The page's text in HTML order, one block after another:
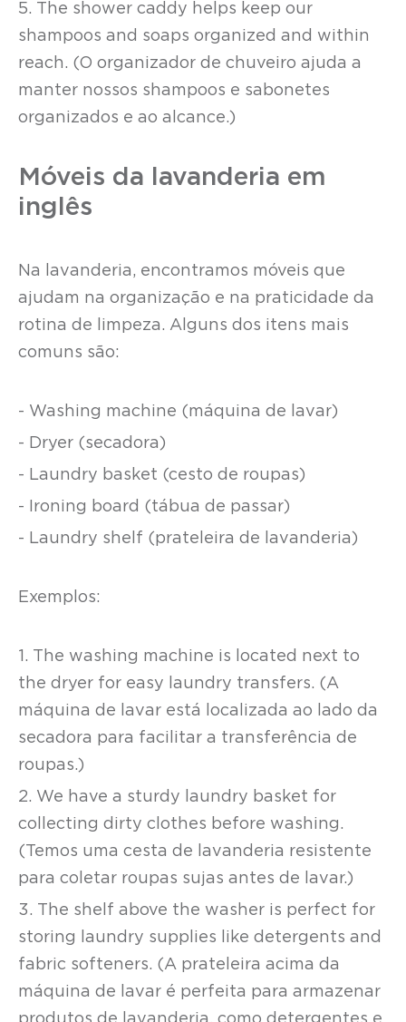
5. The shower caddy helps keep our
shampoos and soaps organized and within
reach. (O organizador de chuveiro ajuda a
manter nossos shampoos e sabonetes
organizados e ao alcance.)
Móveis da lavanderia em
inglês
Na lavanderia, encontramos móveis que
ajudam na organização e na praticidade da
rotina de limpeza. Alguns dos itens mais
comuns são:
- Washing machine (máquina de lavar)
- Dryer (secadora)
- Laundry basket (cesto de roupas)
- Ironing board (tábua de passar)
- Laundry shelf (prateleira de lavanderia)
Exemplos:
1. The washing machine is located next to
the dryer for easy laundry transfers. (A
máquina de lavar está localizada ao lado da
secadora para facilitar a transferência de
roupas.)
2. We have a sturdy laundry basket for
collecting dirty clothes before washing.
(Temos uma cesta de lavanderia resistente
para coletar roupas sujas antes de lavar.)
3. The shelf above the washer is perfect for
storing laundry supplies like detergents and
fabric softeners. (A prateleira acima da
máquina de lavar é perfeita para armazenar